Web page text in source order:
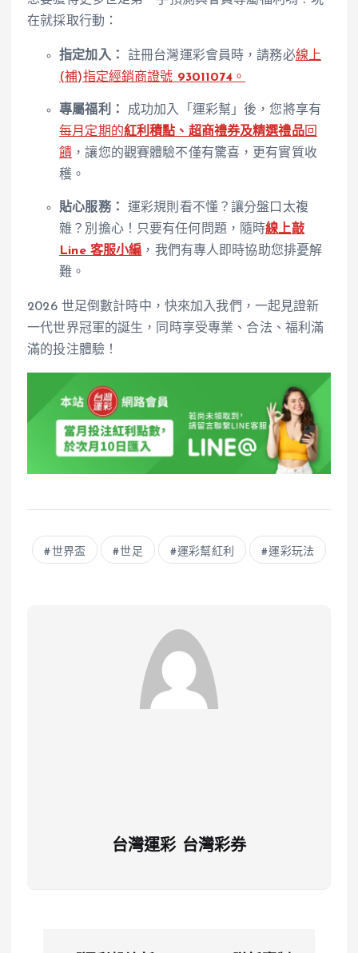
在就採取行動：
指定加入： 註冊台灣運彩會員時，請務必線上
(補)指定經銷商證號 93011074。
專屬福利：
成功加入「運彩幫」後，您將享有
每月定期的紅利積點、超商禮券及精選禮品回
饋 ，讓您的觀賽體驗不僅有驚喜，更有實質收
穫。
貼心服務：
運彩規則看不懂？讓分盤口太複
雜？別擔心！只要有任何問題，隨時線上敲
Line 客服小編 ，我們有專人即時協助您排憂解
難。
2026 世足倒數計時中，快來加入我們，一起見證新
一代世界冠軍的誕生，同時享受專業、合法、福利滿
滿的投注體驗！
世界盃 世足 運彩幫紅利 運彩玩法
台灣運彩 台灣彩券